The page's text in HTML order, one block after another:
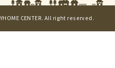
CENTER. All right reserved.